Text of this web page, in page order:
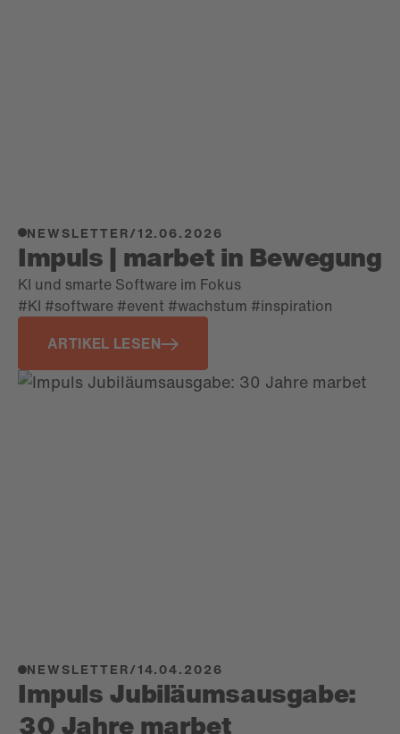
NEWSLETTER/12.06.2026
Impuls | marbet in Bewegung
KI und smarte Software im Fokus
#KI #software #event #wachstum #inspiration
ARTIKEL LESEN
NEWSLETTER/14.04.2026
Impuls Jubiläumsausgabe:
30 Jahre marbet